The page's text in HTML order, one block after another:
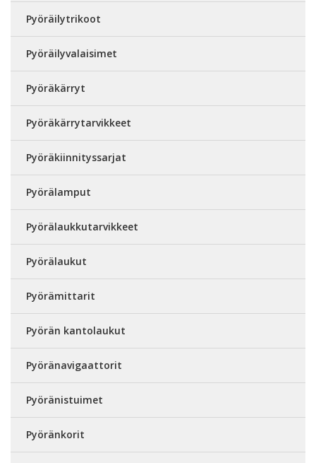
Pyöräilytrikoot
Pyöräilyvalaisimet
Pyöräkärryt
Pyöräkärrytarvikkeet
Pyöräkiinnityssarjat
Pyörälamput
Pyörälaukkutarvikkeet
Pyörälaukut
Pyörämittarit
Pyörän kantolaukut
Pyöränavigaattorit
Pyöränistuimet
Pyöränkorit